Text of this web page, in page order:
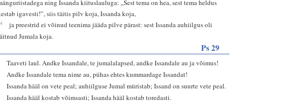
ning Issanda kiituslauluga: „Sest tema on hea, sest tema heldus
igavesti!”, siis täitis pilv koja, Issanda koja,
ja preestrid ei võinud teenima jääda pilve pärast: sest Issanda auhiilgus oli
Jumala koja.
Ps 29
Taaveti laul. Andke Issandale, te jumalalapsed, andke Issandale au ja võimus!
Andke Issandale tema nime au, pühas ehtes kummardage Issandat!
Issanda hääl on vete peal; auhiilguse Jumal müristab; Issand on suurte vete peal.
Issanda hääl kostab võimsasti; Issanda hääl kostab toredasti.